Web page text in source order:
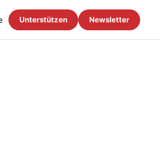
Unterstützen Newsletter